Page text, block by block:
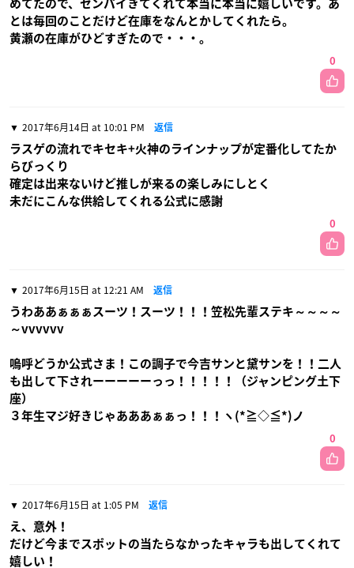
めてたので、センパイきてくれて本当に本当に嬉しいです。あ
とは毎回のことだけど在庫をなんとかしてくれたら。
黄瀬の在庫がひどすぎたので・・・。
0
2017年6月14日 at 10:01 PM 返信
ラスゲの流れでキセキ+火神のラインナップが定番化してたか
らびっくり
確定は出来ないけど推しが来るの楽しみにしとく
未だにこんな供給してくれる公式に感謝
0
2017年6月15日 at 12:21 AM 返信
うわああぁぁぁスーツ！スーツ！！！笠松先輩ステキ～～～～
～vvvvvv
嗚呼どうか公式さま！この調子で今吉サンと黛サンを！！二人
も出して下されーーーーーっっ！！！！！（ジャンピング土下
座）
３年生マジ好きじゃあああぁぁっ！！！ヽ(*≧◇≦*)ノ
0
2017年6月15日 at 1:05 PM 返信
え、意外！
だけど今までスポットの当たらなかったキャラも出してくれて
嬉しい！